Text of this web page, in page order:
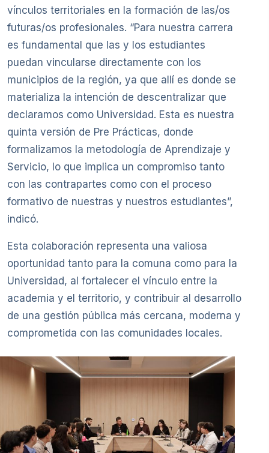
vínculos territoriales en la formación de las/os
futuras/os profesionales. “Para nuestra carrera
es fundamental que las y los estudiantes
puedan vincularse directamente con los
municipios de la región, ya que allí es donde se
materializa la intención de descentralizar que
declaramos como Universidad. Esta es nuestra
quinta versión de Pre Prácticas, donde
formalizamos la metodología de Aprendizaje y
Servicio, lo que implica un compromiso tanto
con las contrapartes como con el proceso
formativo de nuestras y nuestros estudiantes”,
indicó.
Esta colaboración representa una valiosa
oportunidad tanto para la comuna como para la
Universidad, al fortalecer el vínculo entre la
academia y el territorio, y contribuir al desarrollo
de una gestión pública más cercana, moderna y
comprometida con las comunidades locales.